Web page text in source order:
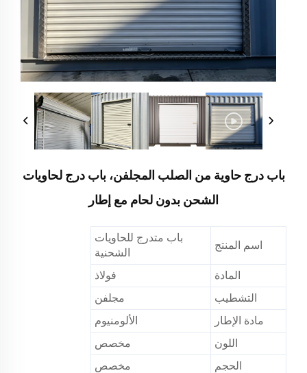
باب درج حاوية من الصلب المجلفن، باب درج لحاويات
الشحن بدون لحام مع إطار
اسم المنتج
باب متدرج للحاويات
الشحنية
المادة
فولاذ
التشطيب
مجلفن
مادة الإطار
الألومنيوم
اللون
مخصص
الحجم
مخصص